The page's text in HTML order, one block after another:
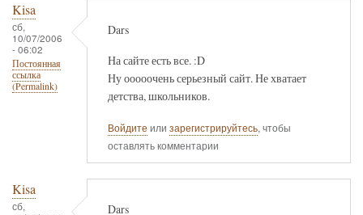
Kisa
сб,
10/07/2006
- 06:02
Постоянная
ссылка
(Permalink)
Dars
На сайте есть все. :D
Ну ооооочень серьезный сайт. Не хватает
детства, школьников.
Войдите или зарегистрируйтесь, чтобы
оставлять комментарии
Kisa
сб,
Dars